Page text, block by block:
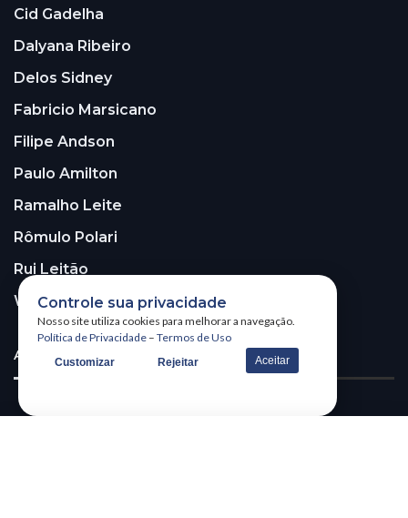
Cid Gadelha
Dalyana Ribeiro
Delos Sidney
Fabricio Marsicano
Filipe Andson
Paulo Amilton
Ramalho Leite
Rômulo Polari
Rui Leitão
Walter Santos
ASSINE A NOSSA NEWSLETTER!
Controle sua privacidade
Nosso site utiliza cookies para melhorar a navegação.
Política de Privacidade – Termos de Uso
Customizar Rejeitar Aceitar